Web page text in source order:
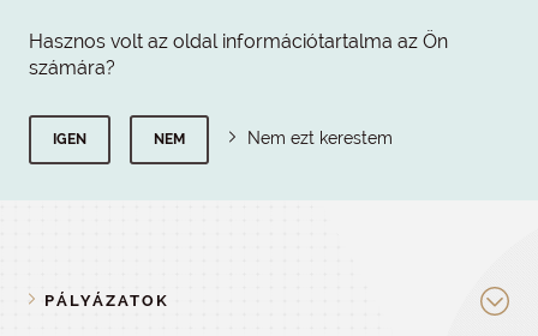
Hasznos volt az oldal információtartalma az Ön
számára?
IGEN NEM Nem ezt kerestem
PÁLYÁZATOK